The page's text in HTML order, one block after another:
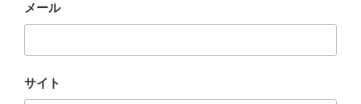
メール
サイト